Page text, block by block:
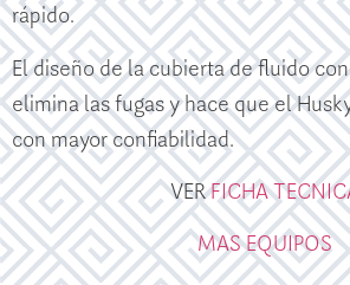
rápido.
El diseño de la cubierta de fluido
elimina las fugas y hace que el
con mayor confiabilidad.
VERFICHA
MAS EQUIPOS